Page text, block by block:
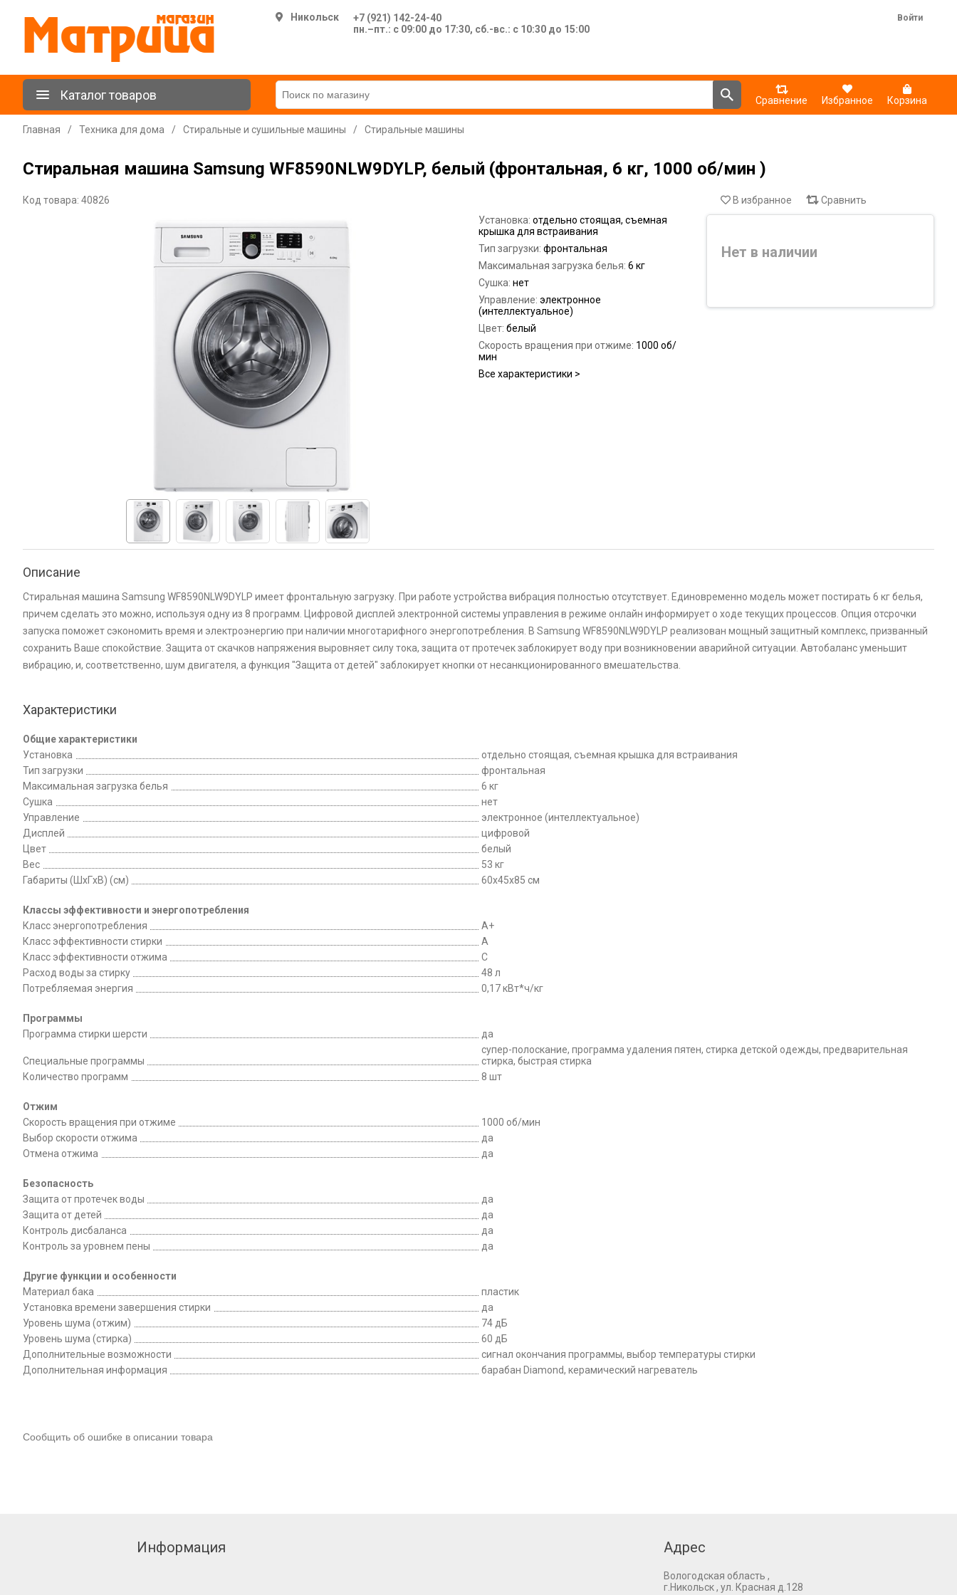
Никольск
+7 (921) 142-24-40
пн.–пт.: с 09:00 до 17:30, сб.-вс.: с 10:30 до 15:00
Войти
Каталог товаров Сравнение Избранное Корзина
Главная / Техника для дома / Стиральные и сушильные машины / Стиральные машины
Стиральная машина Samsung WF8590NLW9DYLP, белый (фронтальная, 6 кг, 1000 об/мин )
Код товара: 40826
Установка: отдельно стоящая, съемная
крышка для встраивания
Тип загрузки: фронтальная
Максимальная загрузка белья: 6 кг
Сушка: нет
Управление: электронное
(интеллектуальное)
Цвет: белый
Скорость вращения при отжиме: 1000 об/
мин
Все характеристики >
В избранное Сравнить
Нет в наличии
Описание
Стиральная машина Samsung WF8590NLW9DYLP имеет фронтальную загрузку. При работе устройства вибрация полностью отсутствует. Единовременно модель может постирать 6 кг белья,
причем сделать это можно, используя одну из 8 программ. Цифровой дисплей электронной системы управления в режиме онлайн информирует о ходе текущих процессов. Опция отсрочки
запуска поможет сэкономить время и электроэнергию при наличии многотарифного энергопотребления. В Samsung WF8590NLW9DYLP реализован мощный защитный комплекс, призванный
сохранить Ваше спокойствие. Защита от скачков напряжения выровняет силу тока, защита от протечек заблокирует воду при возникновении аварийной ситуации. Автобаланс уменьшит
вибрацию, и, соответственно, шум двигателя, а функция "Защита от детей" заблокирует кнопки от несанкционированного вмешательства.
Характеристики
Общие характеристики
Установка
отдельно стоящая, съемная крышка для встраивания
Тип загрузки
фронтальная
Максимальная загрузка белья
6 кг
Сушка
нет
Управление
электронное (интеллектуальное)
Дисплей
цифровой
Цвет
белый
Вес
53 кг
Габариты (ШxГxВ) (см)
60x45x85 см
Классы эффективности и энергопотребления
Класс энергопотребления
A+
Класс эффективности стирки
A
Класс эффективности отжима
C
Расход воды за стирку
48 л
Потребляемая энергия
0,17 кВт*ч/кг
Программы
Программа стирки шерсти
да
Специальные программы
супер-полоскание, программа удаления пятен, стирка детской одежды, предварительная
стирка, быстрая стирка
Количество программ
8 шт
Отжим
Скорость вращения при отжиме
1000 об/мин
Выбор скорости отжима
да
Отмена отжима
да
Безопасность
Защита от протечек воды
да
Защита от детей
да
Контроль дисбаланса
да
Контроль за уровнем пены
да
Другие функции и особенности
Материал бака
пластик
Установка времени завершения стирки
да
Уровень шума (отжим)
74 дБ
Уровень шума (стирка)
60 дБ
Дополнительные возможности
сигнал окончания программы, выбор температуры стирки
Дополнительная информация
барабан Diamond, керамический нагреватель
Сообщить об ошибке в описании товара
Информация Адрес
Вологодская область ,
г.Никольск , ул. Красная д.128